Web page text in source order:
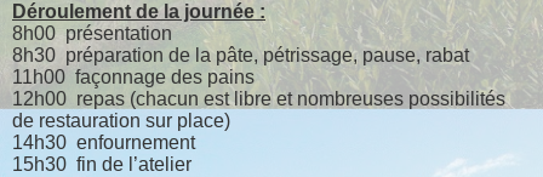
Déroulement de la journée :
8h00 présentation
8h30 préparation de la pâte, pétrissage, pause, rabat
11h00 façonnage des pains
12h00 repas (chacun est libre et nombreuses possibilités
de restauration sur place)
14h30 enfournement
15h30 fin de l’atelier